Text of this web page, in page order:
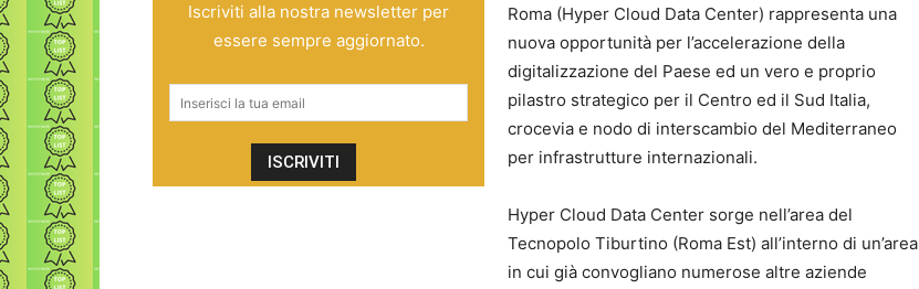
Iscriviti alla nostra newsletter per
essere sempre aggiornato.
Roma (Hyper Cloud Data Center) rappresenta una
nuova opportunità per l’accelerazione della
digitalizzazione del Paese ed un vero e proprio
pilastro strategico per il Centro ed il Sud Italia,
crocevia e nodo di interscambio del Mediterraneo
per infrastrutture internazionali.
Hyper Cloud Data Center sorge nell’area del
Tecnopolo Tiburtino (Roma Est) all’interno di un’area
in cui già convogliano numerose altre aziende